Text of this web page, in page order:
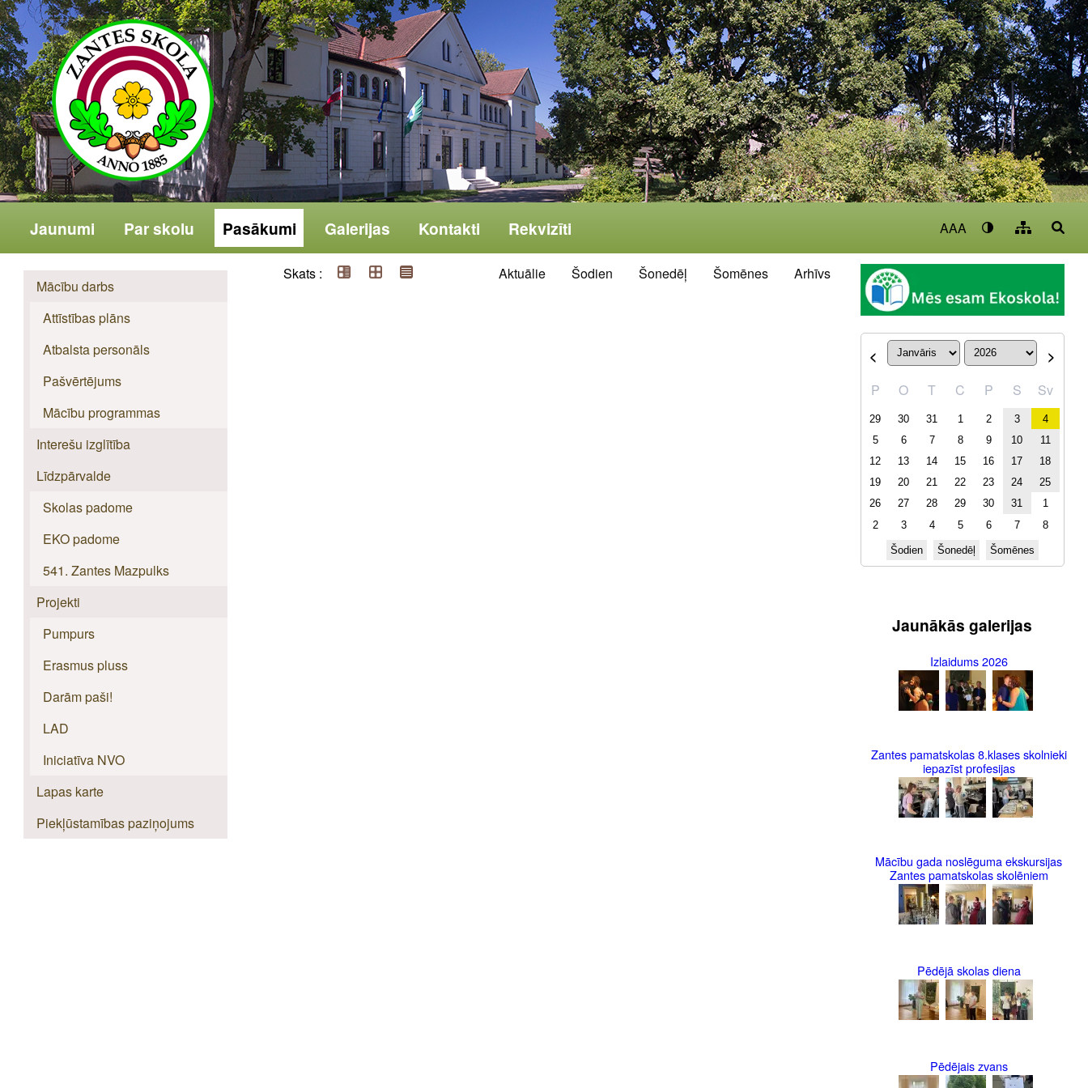
Jaunumi Par skolu Pasākumi Galerijas Kontakti Rekvizīti AAA
Mācību darbs
Attīstības plāns
Atbalsta personāls
Pašvērtējums
Mācību programmas
Interešu izglītība
Līdzpārvalde
Skolas padome
EKO padome
541. Zantes Mazpulks
Projekti
Pumpurs
Erasmus pluss
Darām paši!
LAD
Iniciatīva NVO
Lapas karte
Piekļūstamības paziņojums
Skats : Aktuālie Šodien Šonedēļ Šomēnes Arhīvs
<
>
P
O T C P S Sv
29 30 31 1 2 3
4
5
6 7 8 9 10
11
12
13 14 15 16 17
18
19
20 21 22 23 24
25
26
27 28 29 30 31
1
2
3 4 5 6 7 8
Šodien Šonedēļ Šomēnes
Jaunākās galerijas
Izlaidums 2026
Zantes pamatskolas 8.klases skolnieki
iepazīst profesijas
Mācību gada noslēguma ekskursijas
Zantes pamatskolas skolēniem
Pēdējā skolas diena
Pēdējais zvans